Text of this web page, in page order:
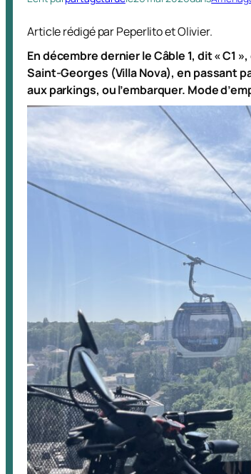
Article rédigé par Peperlito et Olivier.
En décembre dernier le Câble 1, dit «
Saint-Georges (Villa Nova), en passant
aux parkings, ou l’embarquer. Mode